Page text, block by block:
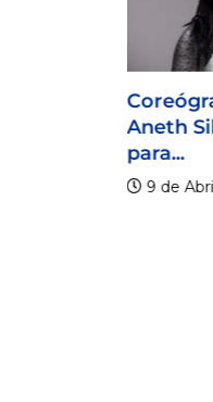
Aneth
para...
9 de